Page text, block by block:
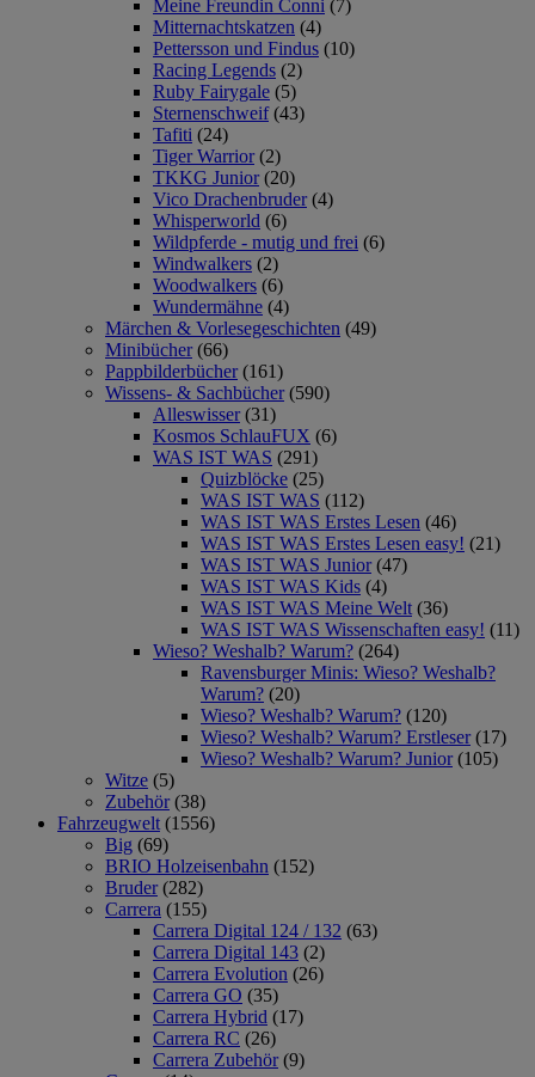
Meine Freundin Conni (7)
Mitternachtskatzen (4)
Pettersson und Findus (10)
Racing Legends (2)
Ruby Fairygale (5)
Sternenschweif (43)
Tafiti (24)
Tiger Warrior (2)
TKKG Junior (20)
Vico Drachenbruder (4)
Whisperworld (6)
Wildpferde - mutig und frei (6)
Windwalkers (2)
Woodwalkers (6)
Wundermähne (4)
Märchen & Vorlesegeschichten (49)
Minibücher (66)
Pappbilderbücher (161)
Wissens- & Sachbücher (590)
Alleswisser (31)
Kosmos SchlauFUX (6)
WAS IST WAS (291)
Quizblöcke (25)
WAS IST WAS (112)
WAS IST WAS Erstes Lesen (46)
WAS IST WAS Erstes Lesen easy! (21)
WAS IST WAS Junior (47)
WAS IST WAS Kids (4)
WAS IST WAS Meine Welt (36)
WAS IST WAS Wissenschaften easy! (11)
Wieso? Weshalb? Warum? (264)
Ravensburger Minis: Wieso? Weshalb?
Warum? (20)
Wieso? Weshalb? Warum? (120)
Wieso? Weshalb? Warum? Erstleser (17)
Wieso? Weshalb? Warum? Junior (105)
Witze (5)
Zubehör (38)
Fahrzeugwelt (1556)
Big (69)
BRIO Holzeisenbahn (152)
Bruder (282)
Carrera (155)
Carrera Digital 124 / 132 (63)
Carrera Digital 143 (2)
Carrera Evolution (26)
Carrera GO (35)
Carrera Hybrid (17)
Carrera RC (26)
Carrera Zubehör (9)